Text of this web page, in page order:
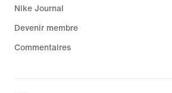
Nike Journal
Devenir membre
Commentaires